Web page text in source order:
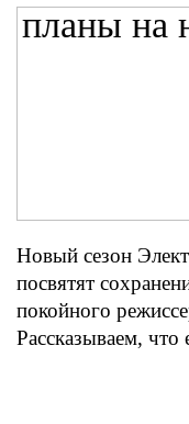
планы на
Новый сезон
посвятят
покойного
Рассказываем, что